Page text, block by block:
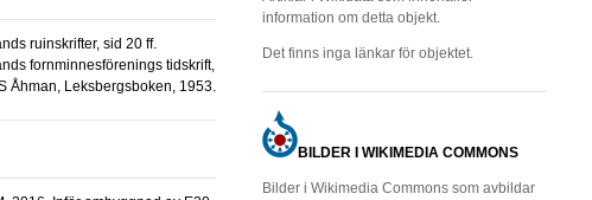
information om detta objekt.
Det finns inga länkar för objektet.
BILDER I WIKIMEDIA COMMONS
Bilder i Wikimedia Commons som avbildar
fornminnesförenings tidskrift,
Åhman, Leksbergsboken, 1953.